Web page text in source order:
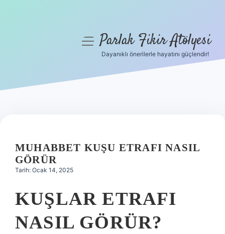
Hakkımızda
menüyüParlak Fikir Atölyesi
Dayanıklı önerilerle hayatını güçlendir!
MUHABBET KUŞU ETRAFI NASIL
GÖRÜR
Tarih: Ocak 14, 2025
KUŞLAR ETRAFI
NASIL GÖRÜR?